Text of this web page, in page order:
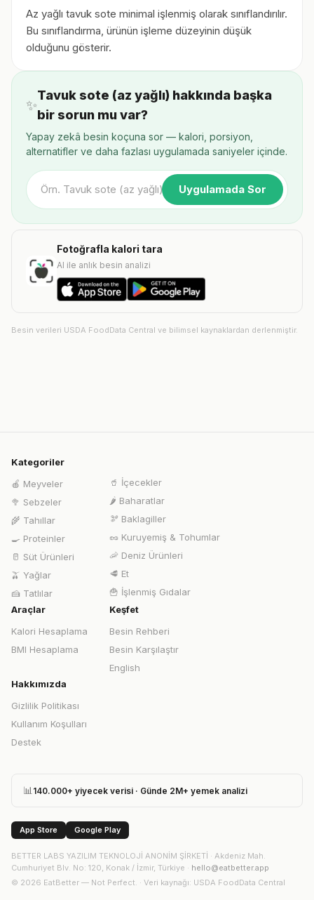
Az yağlı tavuk sote minimal işlenmiş olarak sınıflandırılır.
Bu sınıflandırma, ürünün işleme düzeyinin düşük
olduğunu gösterir.
✨
Tavuk sote (az yağlı) hakkında başka
bir sorun mu var?
Yapay zekâ besin koçuna sor — kalori, porsiyon,
alternatifler ve daha fazlası uygulamada saniyeler içinde.
Uygulamada Sor
Fotoğrafla kalori tara
AI ile anlık besin analizi
Besin verileri USDA FoodData Central ve bilimsel kaynaklardan derlenmiştir.
Kategoriler
🍎 Meyveler
🥦 Sebzeler
🌾 Tahıllar
🍳 Proteinler
🥛 Süt Ürünleri
🫒 Yağlar
🍰 Tatlılar
🥤 İçecekler
🌶️ Baharatlar
🫘 Baklagiller
🥜 Kuruyemiş & Tohumlar
🦐 Deniz Ürünleri
🥩 Et
🍟 İşlenmiş Gıdalar
Araçlar
Kalori Hesaplama
BMI Hesaplama
Keşfet
Besin Rehberi
Besin Karşılaştır
English
Hakkımızda
Gizlilik Politikası
Kullanım Koşulları
Destek
📊 140.000+ yiyecek verisi · Günde 2M+ yemek analizi
App Store Google Play
BETTER LABS YAZILIM TEKNOLOJİ ANONİM ŞİRKETİ · Akdeniz Mah.
Cumhuriyet Blv. No: 120, Konak / İzmir, Türkiye · hello@eatbetter.app
© 2026 EatBetter — Not Perfect. · Veri kaynağı: USDA FoodData Central